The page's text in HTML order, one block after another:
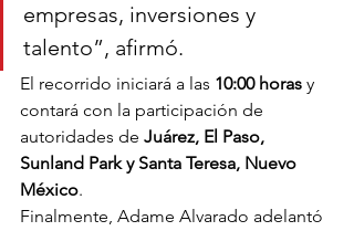
empresas, inversiones y
talento”, afirmó.
El recorrido iniciará a las 10:00 horas y
contará con la participación de
autoridades de Juárez, El Paso,
Sunland Park y Santa Teresa, Nuevo
México.
Finalmente, Adame Alvarado adelantó